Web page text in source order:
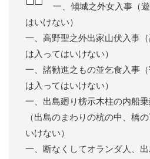
一、傾城之外女入事（
はいけない）
一、高野聖之外出家山伏入事
は入ってはいけない）
一、諸勧進之もの並乞食入事
は入ってはいけない）
一、出島廻り榜示木柱の内船
（出島のまわりの杭の中、橋
いけない）
一、断なくしてオランダ人、